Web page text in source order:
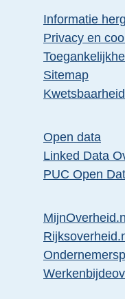
Informatie
Privacy en
Sitemap
E
t
e
r
l
i
n
k
Open data
Linked Data
PUC Open
MijnOverheid.nl
E
x
t
E
x
E